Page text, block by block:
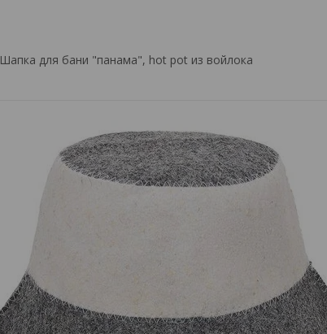
Шапка для бани "панама", hot pot из войлока